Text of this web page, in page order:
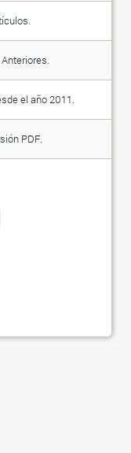
el año 2011.
PDF.